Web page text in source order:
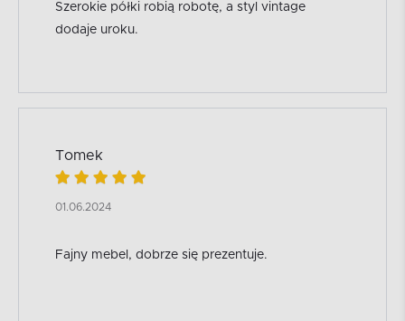
Szerokie półki robią robotę, a styl vintage
dodaje uroku.
Tomek
01.06.2024
Fajny mebel, dobrze się prezentuje.